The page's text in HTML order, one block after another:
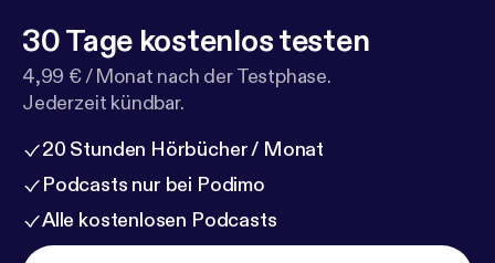
30 Tage kostenlos testen
4,99 € / Monat nach der Testphase.
Jederzeit kündbar.
20 Stunden Hörbücher / Monat
Podcasts nur bei Podimo
Alle kostenlosen Podcasts